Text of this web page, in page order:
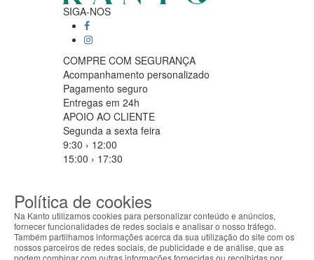
SIGA-NOS
COMPRE COM SEGURANÇA
Acompanhamento personalizado
Pagamento seguro
Entregas em 24h
APOIO AO CLIENTE
Segunda a sexta feira
9:30 › 12:00
15:00 › 17:30
MÉTODOS DE PAGAMENTO
ABOUT THE COOKIES
Política de cookies
Na Kanto utilizamos cookies para personalizar conteúdo e anúncios,
fornecer funcionalidades de redes sociais e analisar o nosso tráfego.
Também partilhamos informações acerca da sua utilização do site com os
nossos parceiros de redes sociais, de publicidade e de análise, que as
podem combinar com outras informações fornecidas ou recolhidas por